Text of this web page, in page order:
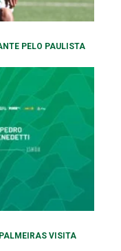
PELO PAULISTA
VISITA